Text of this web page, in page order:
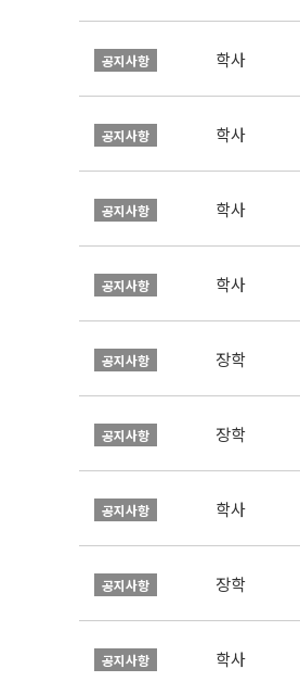
공지사항 학사
공지사항 학사
공지사항 학사
공지사항 학사
공지사항 장학
공지사항 장학
공지사항 학사
공지사항 장학
공지사항 학사